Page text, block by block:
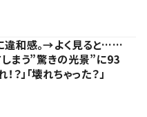
違和感。→よく見ると……
まう”驚きの光景”に93
？」「壊れちゃった？」